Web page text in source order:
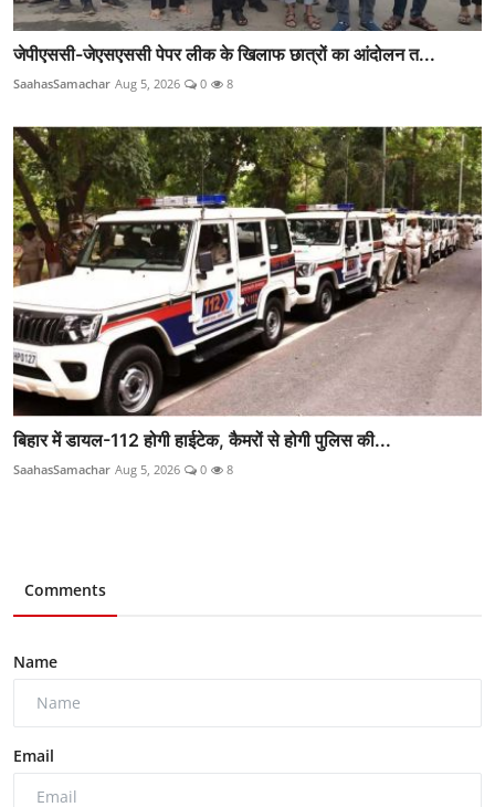
जेपीएससी-जेएसएससी पेपर लीक के खिलाफ छात्रों का आंदोलन त...
SaahasSamachar Aug 5, 2026 0 8
बिहार में डायल-112 होगी हाईटेक, कैमरों से होगी पुलिस की...
SaahasSamachar Aug 5, 2026 0 8
Comments
Name
Email